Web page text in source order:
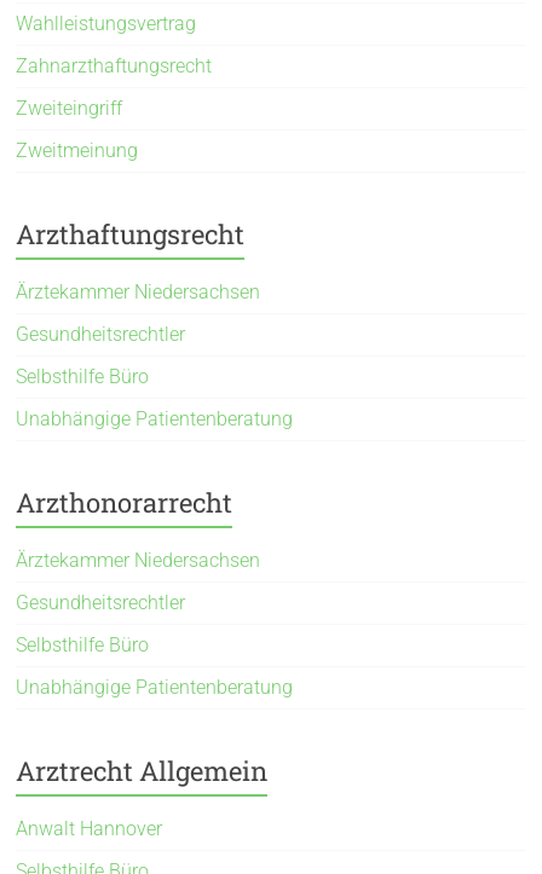
Wahlleistungsvertrag
Zahnarzthaftungsrecht
Zweiteingriff
Zweitmeinung
Arzthaftungsrecht
Ärztekammer Niedersachsen
Gesundheitsrechtler
Selbsthilfe Büro
Unabhängige Patientenberatung
Arzthonorarrecht
Ärztekammer Niedersachsen
Gesundheitsrechtler
Selbsthilfe Büro
Unabhängige Patientenberatung
Arztrecht Allgemein
Anwalt Hannover